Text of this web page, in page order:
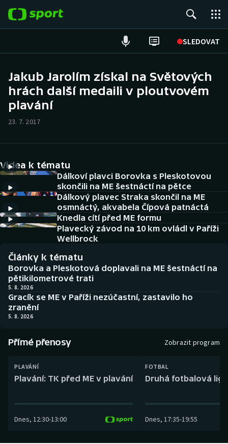
SLEDOVAT
Hokej
Cyklistika
DALŠÍ SPORTY
Americký fotbal
Baseball a softbal
Basketbal
Biatlon
Boby a skeleton
Dostihy
NEPŘEHLÉDNĚTE
Historické návraty
Aplikace ČT sport
AZ kvíz
Jakub Jarolím získal na Světových
hrách další medaili v ploutvovém
plavání
23. 7. 2017
Videa k tématu
Dálkoví plavci Borovka s Pleskotovou
skončili na ME šestnáctí na pětce
Dálkový plavec Straka skončil na ME
osmnáctý, akvabela Čípová patnáctá
Knedla cítí před ME formu
Plavecký závod na 10 km ovládl v Paříži
Wellbrock
Články k tématu
Borovka a Pleskotová doplavali na ME šestnáctí na
pětikilometrové trati
5. 8. 2026
Gracík se ME v Paříži nezúčastní, zastavilo ho
zranění
5. 8. 2026
Přímé přenosy Zobrazit program
PLAVÁNÍ
Plavání: TK před ME v plavání
Dnes, 12:30-13:00
FOTBAL
Druhá fotbalová
Dnes, 17:35-19:55